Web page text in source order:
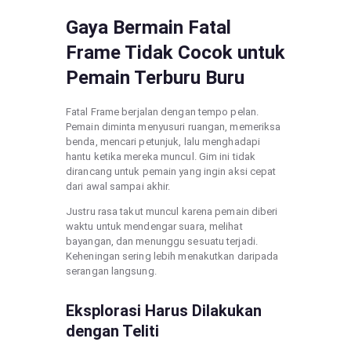
Gaya Bermain Fatal
Frame Tidak Cocok untuk
Pemain Terburu Buru
Fatal Frame berjalan dengan tempo pelan.
Pemain diminta menyusuri ruangan, memeriksa
benda, mencari petunjuk, lalu menghadapi
hantu ketika mereka muncul. Gim ini tidak
dirancang untuk pemain yang ingin aksi cepat
dari awal sampai akhir.
Justru rasa takut muncul karena pemain diberi
waktu untuk mendengar suara, melihat
bayangan, dan menunggu sesuatu terjadi.
Keheningan sering lebih menakutkan daripada
serangan langsung.
Eksplorasi Harus Dilakukan
dengan Teliti